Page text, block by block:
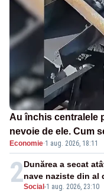
Au închis centralele
nevoie de ele. Cum
energetică
Economie·1 aug. 2026, 18:11
2Social -1 aug. 2026, 23:10
Dunărea a secat
nave naziste din al